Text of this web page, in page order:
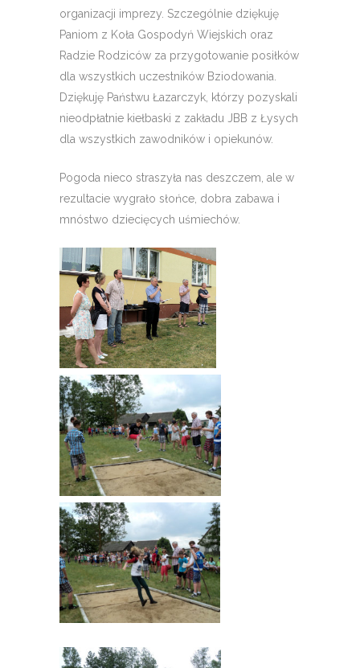
organizacji imprezy. Szczególnie dziękuję
Paniom z Koła Gospodyń Wiejskich oraz
Radzie Rodziców za przygotowanie posiłków
dla wszystkich uczestników Bziodowania.
Dziękuję Państwu Łazarczyk, którzy pozyskali
nieodpłatnie kiełbaski z zakładu JBB z Łysych
dla wszystkich zawodników i opiekunów.
Pogoda nieco straszyła nas deszczem, ale w
rezultacie wygrało słońce, dobra zabawa i
mnóstwo dziecięcych uśmiechów.